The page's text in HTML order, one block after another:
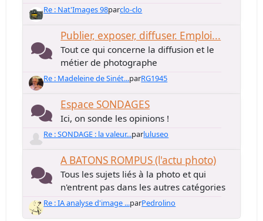
Re : Nat'Images 98parclo-clo
Publier, exposer, diffuser. Emploi...
Tout ce qui concerne la diffusion et le
métier de photographe
Re : Madeleine de Sinét...parRG1945
Espace SONDAGES
Ici, on sonde les opinions !
Re : SONDAGE : la valeur...parluluseo
A BATONS ROMPUS (l'actu photo)
Tous les sujets liés à la photo et qui
n'entrent pas dans les autres catégories
Re : IA analyse d'image ...parPedrolino